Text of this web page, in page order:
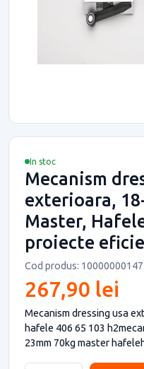
In stoc
Mecanism
exterioara,
Master,
proiecte
Cod produs:
267,90 lei
Mecanism dressing usa
hafele 406 65 103
23mm 70kg master